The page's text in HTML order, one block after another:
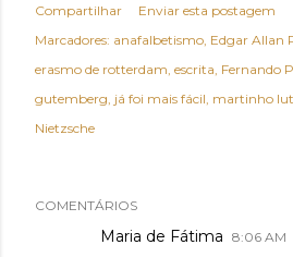
Compartilhar
Enviar esta postagem
Marcadores: anafalbetismo Edgar Allan
erasmo de rotterdam escrita Fernando
gutemberg já foi mais fácil martinho
Nietzsche
COMENTÁRIOS
Maria de Fátima 8:06 AM